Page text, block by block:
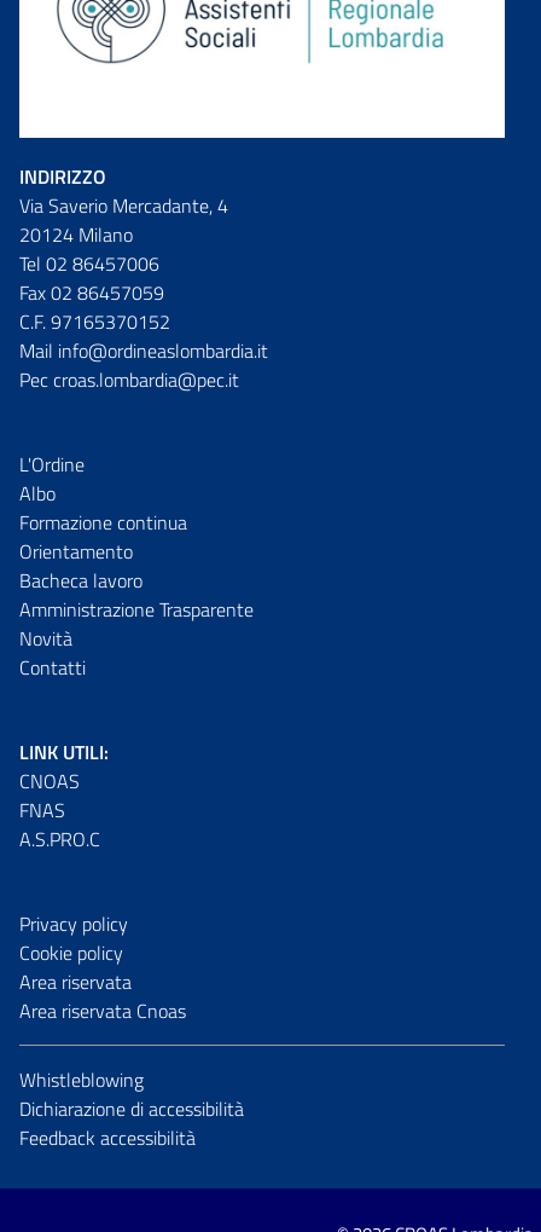
INDIRIZZO
Via Saverio Mercadante, 4
20124 Milano
Tel 02 86457006
Fax 02 86457059
C.F. 97165370152
Mail info@ordineaslombardia.it
Pec croas.lombardia@pec.it
L'Ordine
Albo
Formazione continua
Orientamento
Bacheca lavoro
Amministrazione Trasparente
Novità
Contatti
LINK UTILI:
CNOAS
FNAS
A.S.PRO.C
Privacy policy
Cookie policy
Area riservata
Area riservata Cnoas
Whistleblowing
Dichiarazione di accessibilità
Feedback accessibilità